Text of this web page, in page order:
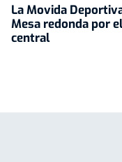
La Movida
Mesa redonda por
central